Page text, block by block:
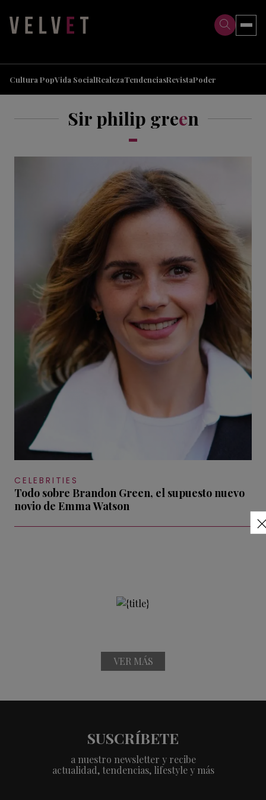
Cultura PopVida SocialRealezaTendenciasRevistaPoder
Sir philip green
CELEBRITIES
Todo sobre Brandon Green, el supuesto nuevo
novio de Emma Watson
VER MÁS
SUSCRÍBETE
a nuestro newsletter y recibe
actualidad, tendencias, lifestyle y más